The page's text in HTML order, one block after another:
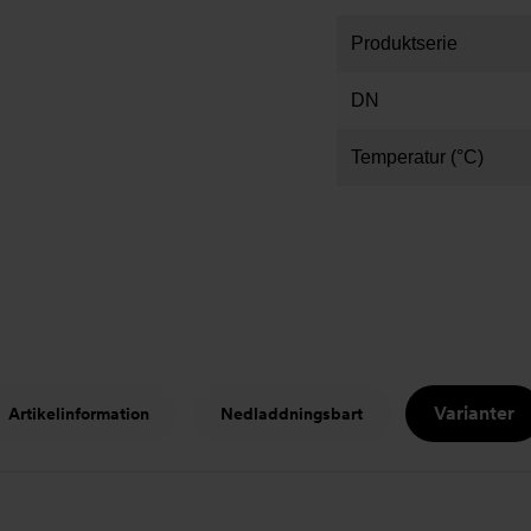
Produktserie
DN
Temperatur (°C)
Artikelinformation Nedladdningsbart Varianter